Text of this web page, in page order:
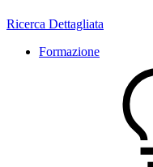
Ricerca Dettagliata
Formazione